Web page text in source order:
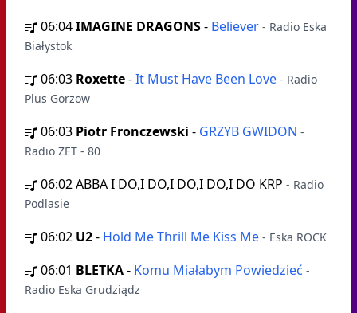
06:04IMAGINE DRAGONS- Believer - Radio Eska
Białystok
06:03 Roxette-It Must Have Been Love - Radio
Plus Gorzow
06:03 Piotr Fronczewski - GRZYB GWIDON -
Radio ZET - 80
06:02ABBA I DO,I DO,I DO,I DO,I DO KRP - Radio
Podlasie
06:02 U2- Hold Me Thrill Me Kiss Me - Eska ROCK
06:01 BLETKA- Komu Miałabym Powiedzieć -
Radio Eska Grudziądz